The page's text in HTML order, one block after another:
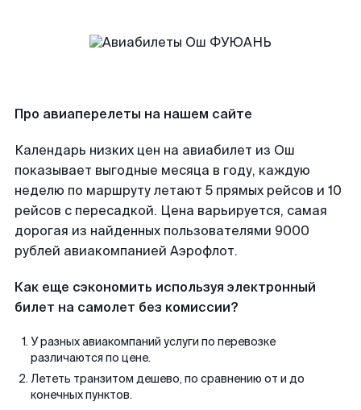
Про авиаперелеты на нашем сайте
Календарь низких цен на авиабилет из Ош
показывает выгодные месяца в году, каждую
неделю по маршруту летают 5 прямых рейсов и 10
рейсов с пересадкой. Цена варьируется, самая
дорогая из найденных пользователями 9000
рублей авиакомпанией Аэрофлот.
Как еще сэкономить используя электронный
билет на самолет без комиссии?
У разных авиакомпаний услуги по перевозке
различаются по цене.
Лететь транзитом дешево, по сравнению от и до
конечных пунктов.